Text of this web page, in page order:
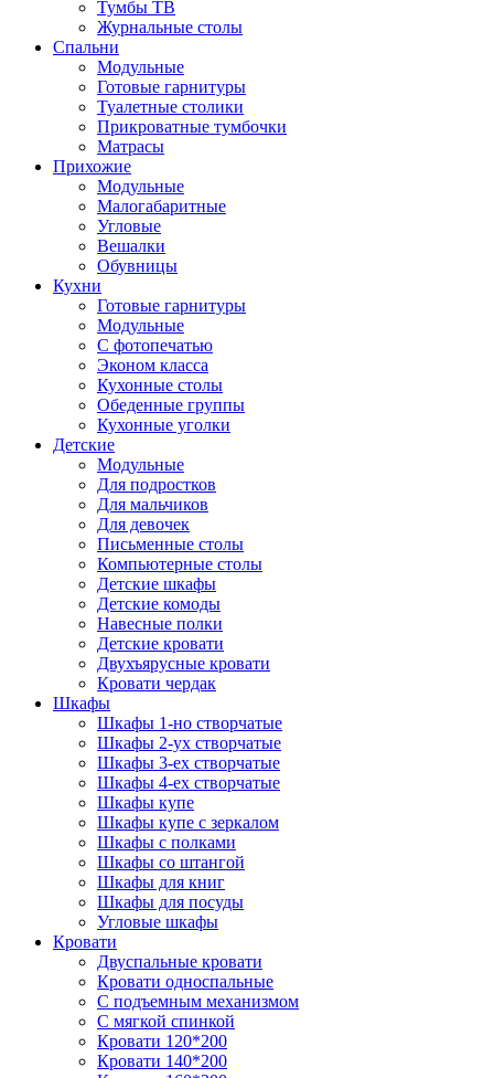
Тумбы ТВ
Журнальные столы
Спальни
Модульные
Готовые гарнитуры
Туалетные столики
Прикроватные тумбочки
Матрасы
Прихожие
Модульные
Малогабаритные
Угловые
Вешалки
Обувницы
Кухни
Готовые гарнитуры
Модульные
С фотопечатью
Эконом класса
Кухонные столы
Обеденные группы
Кухонные уголки
Детские
Модульные
Для подростков
Для мальчиков
Для девочек
Письменные столы
Компьютерные столы
Детские шкафы
Детские комоды
Навесные полки
Детские кровати
Двухъярусные кровати
Кровати чердак
Шкафы
Шкафы 1-но створчатые
Шкафы 2-ух створчатые
Шкафы 3-ех створчатые
Шкафы 4-ех створчатые
Шкафы купе
Шкафы купе с зеркалом
Шкафы с полками
Шкафы со штангой
Шкафы для книг
Шкафы для посуды
Угловые шкафы
Кровати
Двуспальные кровати
Кровати односпальные
С подъемным механизмом
С мягкой спинкой
Кровати 120*200
Кровати 140*200